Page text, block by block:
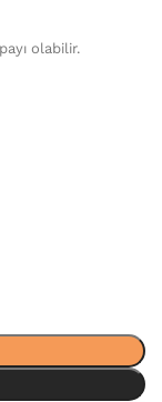
olabilir.